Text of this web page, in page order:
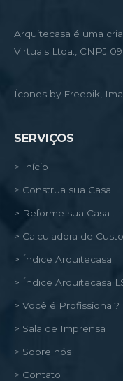
Arquitecasa é uma
Virtuais Ltda., CNPJ
Ícones by Freepik,
SERVIÇOS
> Início
> Construa sua Casa
> Reforme sua Casa
> Calculadora de Custo
> Índice Arquitecasa
> Índice Arquitecasa
> Você é Profissional?
> Sala de Imprensa
> Sobre nós
> Contato